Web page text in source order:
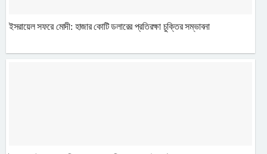
ইসরায়েল সফরে মোদী: হাজার কোটি ডলারের প্রতিরক্ষা চুক্তির সম্ভাবনা